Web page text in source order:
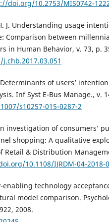
doi.org/10.2753/MIS0742-
H. J. Understanding usage
Comparison between
in Human Behavior, v. 73, p.
Determinants of users’
Inf Syst E-Bus Manage., v.
s10257-015-0287-2
investigation of consumers’
shopping: A qualitative
Retail & Distribution
10.1108/IJRDM-04-2018-
enabling technology
model comparison.
2008.